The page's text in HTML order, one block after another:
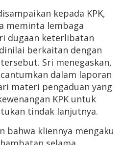
kepada KPK,
meminta lembaga
dugaan keterlibatan
berkaitan dengan
Sri menegaskan,
dalam laporan
materi pengaduan yang
KPK untuk
tindak lanjutnya.
bahwa kliennya mengaku